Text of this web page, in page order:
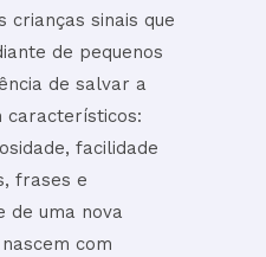
crianças sinais que
de pequenos
de salvar a
característicos:
facilidade
frases e
de uma nova
com